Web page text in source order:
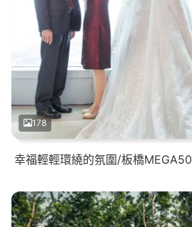
178
幸福輕輕環繞的氛圍/板橋MEGA50